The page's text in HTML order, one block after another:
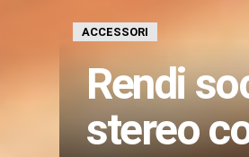
ACCESSORI
Rendi
stereo